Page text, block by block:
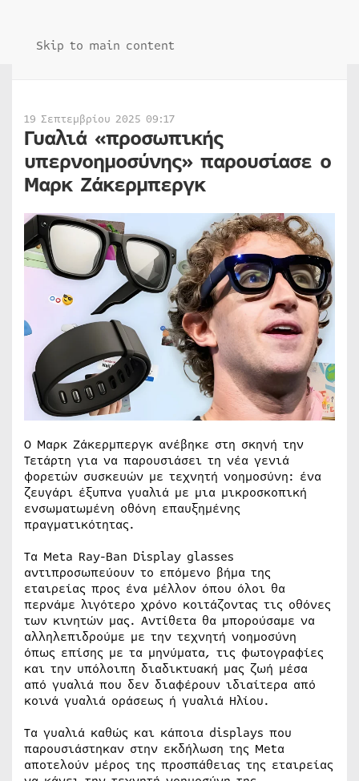
Skip to main content
19 Σεπτεμβρίου 2025 09:17
Γυαλιά «προσωπικής
υπερνοημοσύνης» παρουσίασε ο
Μαρκ Ζάκερμπεργκ
Ο Μαρκ Ζάκερμπεργκ ανέβηκε στη σκηνή την
Τετάρτη για να παρουσιάσει τη νέα γενιά
φορετών συσκευών με τεχνητή νοημοσύνη: ένα
ζευγάρι έξυπνα γυαλιά με μια μικροσκοπική
ενσωματωμένη οθόνη επαυξημένης
πραγματικότητας.
Τα Meta Ray-Ban Display glasses
αντιπροσωπεύουν το επόμενο βήμα της
εταιρείας προς ένα μέλλον όπου όλοι θα
περνάμε λιγότερο χρόνο κοιτάζοντας τις οθόνες
των κινητών μας. Αντίθετα θα μπορούσαμε να
αλληλεπιδρούμε με την τεχνητή νοημοσύνη
όπως επίσης με τα μηνύματα, τις φωτογραφίες
και την υπόλοιπη διαδικτυακή μας ζωή μέσα
από γυαλιά που δεν διαφέρουν ιδιαίτερα από
κοινά γυαλιά οράσεως ή γυαλιά Ηλίου.
Τα γυαλιά καθώς και κάποια displays που
παρουσιάστηκαν στην εκδήλωση της Metα
αποτελούν μέρος της προσπάθειας της εταιρείας